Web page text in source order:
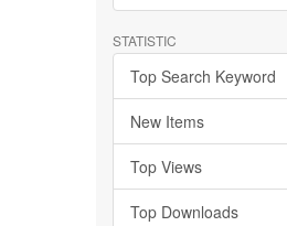
STATISTIC
Top Search Keyword
New Items
Top Views
Top Downloads